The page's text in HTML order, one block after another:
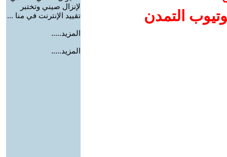
التمدن
لإنزال صيني وتختبر
تقييد الإنترنت في منا ...
المزيد.....
المزيد.....